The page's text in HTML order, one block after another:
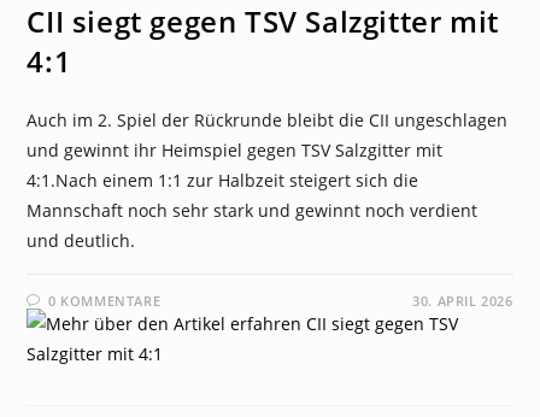
CII siegt gegen TSV Salzgitter mit
4:1
Auch im 2. Spiel der Rückrunde bleibt die CII ungeschlagen
und gewinnt ihr Heimspiel gegen TSV Salzgitter mit
4:1.Nach einem 1:1 zur Halbzeit steigert sich die
Mannschaft noch sehr stark und gewinnt noch verdient
und deutlich.
0 KOMMENTARE 30. APRIL 2026